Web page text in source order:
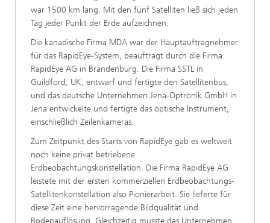
war 1500 km lang. Mit den fünf Satelliten ließ sich jeden
Tag jeder Punkt der Erde aufzeichnen.
Die kanadische Firma MDA war der Hauptauftragnehmer
für das RapidEye-System, beauftragt durch die Firma
RapidEye AG in Brandenburg. Die Firma SSTL in
Guildford, UK, entwarf und fertigte den Satellitenbus,
und das deutsche Unternehmen Jena-Optronik GmbH in
Jena entwickelte und fertigte das optische Instrument,
einschließlich Zeilenkameras.
Zum Zeitpunkt des Starts von RapidEye gab es weltweit
noch keine privat betriebene
Erdbeobachtungskonstellation. Die Firma RapidEye AG
leistete mit der ersten kommerziellen Erdbeobachtungs-
Satellitenkonstellation also Pionierarbeit. Sie lieferte für
diese Zeit eine hervorragende Bildqualität und
Bodenauflösung. Gleichzeitig musste das Unternehmen